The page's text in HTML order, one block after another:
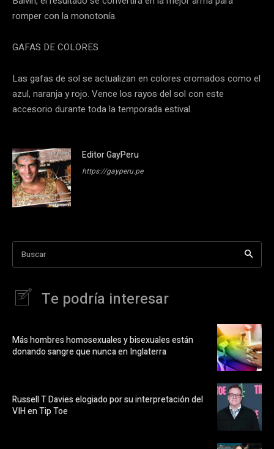
romper con la monotonía.
GAFAS DE COLORES
Las gafas de sol se actualizan en colores cromados como el
azul, naranja y rojo. Vence los rayos del sol con este
accesorio durante toda la temporada estival.
Editor GayPeru
https://gayperu.pe
Buscar
Te podría interesar
Más hombres homosexuales y bisexuales están
donando sangre que nunca en Inglaterra
Russell T Davies elogiado por su interpretación del
VIH en Tip Toe